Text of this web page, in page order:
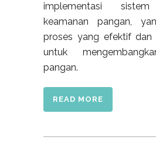
implementasi sistem
keamanan pangan,
proses yang efektif dan
untuk
pangan.
READ MORE